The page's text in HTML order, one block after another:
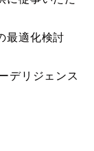
最適化検討
デリジェンス